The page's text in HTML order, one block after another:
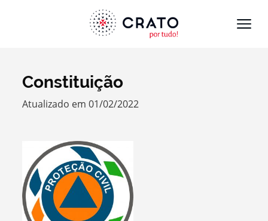
Termo de Pesquisa
Categorias gerais
Constituição
Atualizado em 01/02/2022